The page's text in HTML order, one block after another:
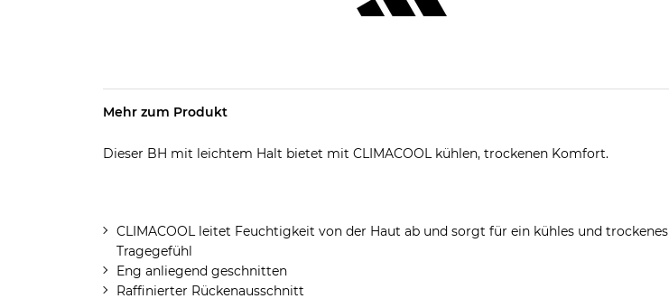
Mehr zum Produkt
Dieser BH mit leichtem Halt bietet mit CLIMACOOL kühlen, trockenen Komfort.
CLIMACOOL leitet Feuchtigkeit von der Haut ab und sorgt für ein kühles und trockenes
Tragegefühl
Eng anliegend geschnitten
Raffinierter Rückenausschnitt